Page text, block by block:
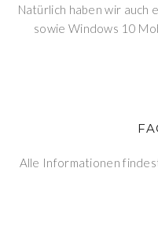
Natürlich haben wir auch
sowie Windows 10
Alle Informationen